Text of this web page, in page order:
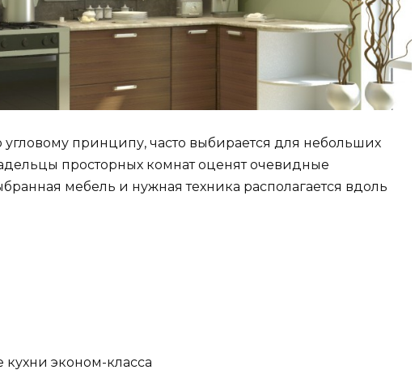
угловому принципу, часто выбирается для небольших
просторных комнат оценят очевидные
мебель и нужная техника располагается вдоль
эконом-класса